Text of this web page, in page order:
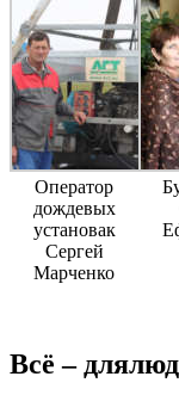
Оператор
дождевых
установак
Сергей
Марченко
Всё – ​ для